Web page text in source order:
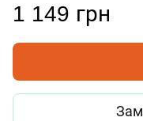
1 149 грн